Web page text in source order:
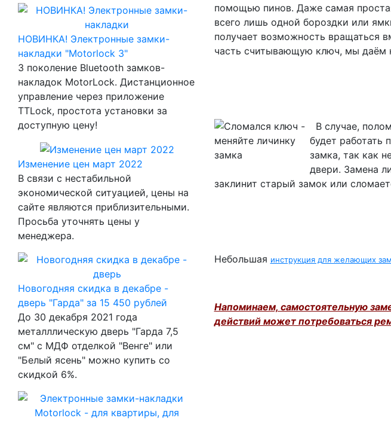
НОВИНКА! Электронные замки-
накладки "Motorlock 3"
3 поколение Bluetooth замков-
накладок MotorLock. Дистанционное
управление через приложение
TTLock, простота установки за
доступную цену!
Изменение цен март 2022
В связи с нестабильной
экономической ситуацией, цены на
сайте являются приблизительными.
Просьба уточнять цены у
менеджера.
Новогодняя скидка в декабре -
дверь "Гарда" за 15 450 рублей
До 30 декабря 2021 года
металллическую дверь "Гарда 7,5
см" с МДФ отделкой "Венге" или
"Белый ясень" можно купить со
скидкой 6%.
помощью пинов. Даже самая
всего лишь одной бороздки или
получает возможность вращаться
часть считывающую ключ, мы даём
В случае,
будет работать
замка, так как
двери. Замена
заклинит старый замок или
Небольшая инструкция для желающих
Напоминаем, самостоятельную
действий может потребоваться